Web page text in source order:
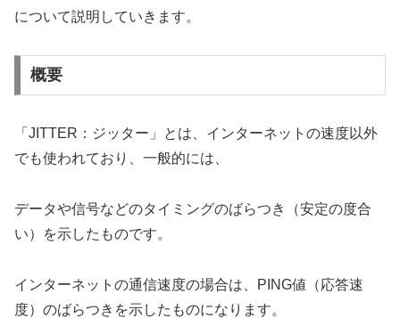
について説明していきます。
概要
「JITTER：ジッター」とは、インターネットの速度以外
でも使われており、一般的には、
データや信号などのタイミングのばらつき（安定の度合
い）を示したものです。
インターネットの通信速度の場合は、PING値（応答速
度）のばらつきを示したものになります。